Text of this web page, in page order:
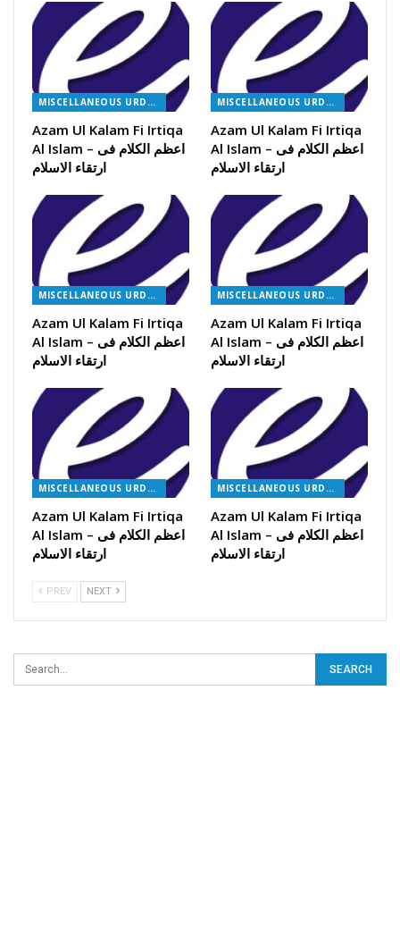
MISCELLANEOUS URDU BOOKS
Azam Ul Kalam Fi Irtiqa
Al Islam – اعظم الکلام فی
ارتقاء الاسلام
MISCELLANEOUS URDU BOOKS
Azam Ul Kalam Fi Irtiqa
Al Islam – اعظم الکلام فی
ارتقاء الاسلام
MISCELLANEOUS URDU BOOKS
Azam Ul Kalam Fi Irtiqa
Al Islam – اعظم الکلام فی
ارتقاء الاسلام
MISCELLANEOUS URDU BOOKS
Azam Ul Kalam Fi Irtiqa
Al Islam – اعظم الکلام فی
ارتقاء الاسلام
MISCELLANEOUS URDU BOOKS
Azam Ul Kalam Fi Irtiqa
Al Islam – اعظم الکلام فی
ارتقاء الاسلام
MISCELLANEOUS URDU BOOKS
Azam Ul Kalam Fi Irtiqa
Al Islam – اعظم الکلام فی
ارتقاء الاسلام
PREV NEXT